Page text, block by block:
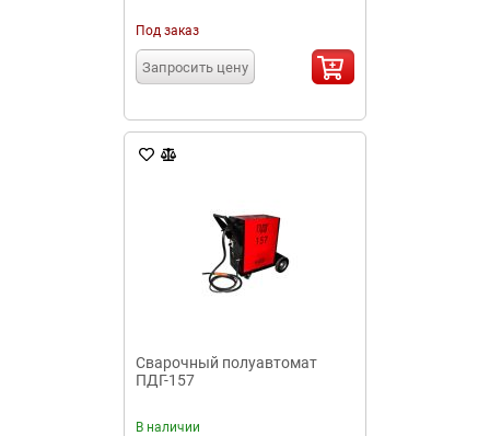
Под заказ
Запросить цену
Сварочный полуавтомат
ПДГ-157
В наличии